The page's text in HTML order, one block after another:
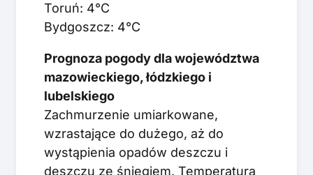
Toruń: 4°C
Bydgoszcz: 4°C
Prognoza pogody dla województwa
mazowieckiego, łódzkiego i
lubelskiego
Zachmurzenie umiarkowane,
wzrastające do dużego, aż do
wystąpienia opadów deszczu i
deszczu ze śniegiem. Temperatura